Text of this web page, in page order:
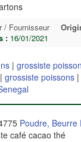
/ Fournisseur
: 16/01/2021
| grossiste
| grossiste poissons |
Poudre, Beurre
café cacao thé